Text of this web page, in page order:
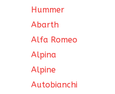
Hummer
Abarth
Alfa Romeo
Alpina
Alpine
Autobianchi